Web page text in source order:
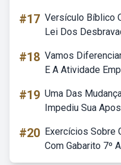
#17 Versículo Bíblico
Lei Dos
#18 Vamos
E A Atividade
#19 Uma Das
Impediu Sua
#20 Exercícios Sobre
Com Gabarito 7º